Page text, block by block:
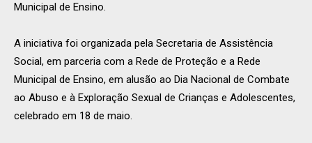
Municipal de Ensino.
A iniciativa foi organizada pela Secretaria de Assistência
Social, em parceria com a Rede de Proteção e a Rede
Municipal de Ensino, em alusão ao Dia Nacional de Combate
ao Abuso e à Exploração Sexual de Crianças e Adolescentes,
celebrado em 18 de maio.